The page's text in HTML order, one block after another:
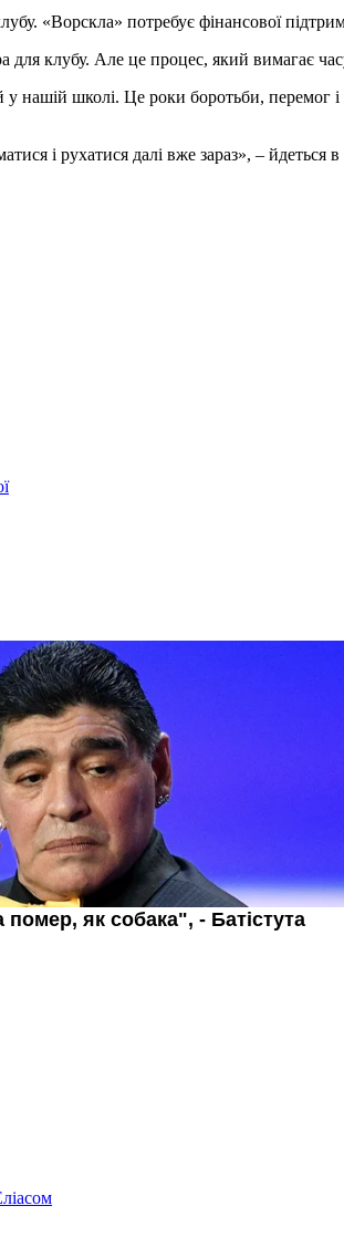
«Ворскла» потребує фінансової
клубу. Але це процес, який вимагає
нашій школі. Це роки боротьби,
і рухатися далі вже зараз», – йдеться